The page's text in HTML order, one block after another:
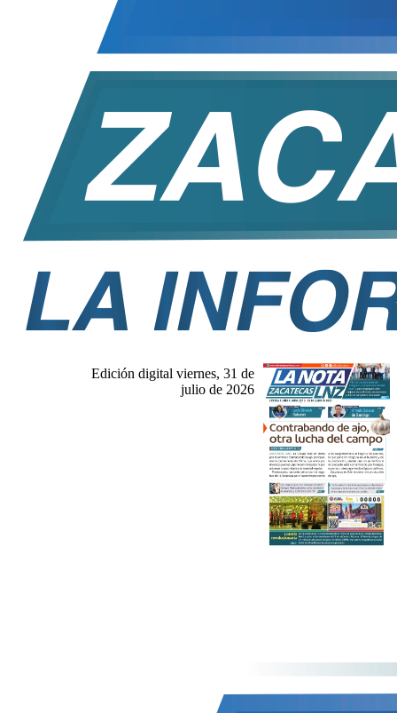
Edición digital viernes, 31 de
julio de 2026